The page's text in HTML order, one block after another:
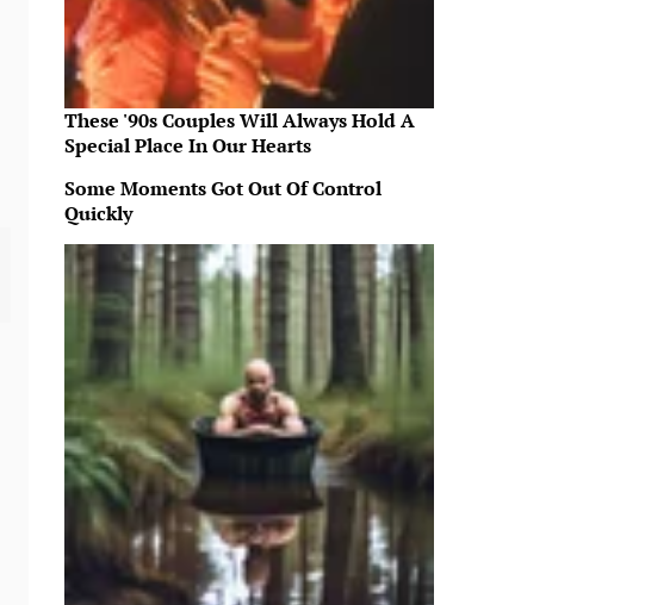
These '90s Couples Will Always Hold A
Special Place In Our Hearts
Some Moments Got Out Of Control
Quickly